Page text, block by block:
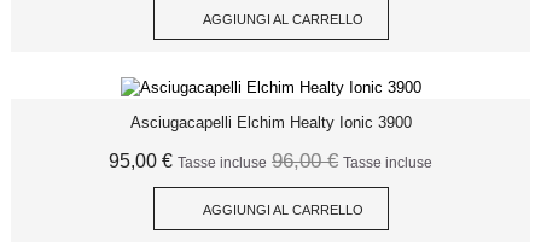
AGGIUNGI AL CARRELLO
Asciugacapelli Elchim Healty Ionic 3900
95,00 € Tasse incluse 96,00 € Tasse incluse
AGGIUNGI AL CARRELLO